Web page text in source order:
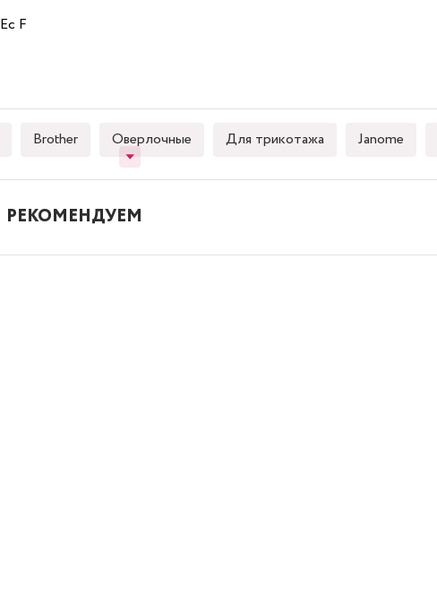
Ec F
Brother Оверлочные Для трикотажа Janome
РЕКОМЕНДУЕМ